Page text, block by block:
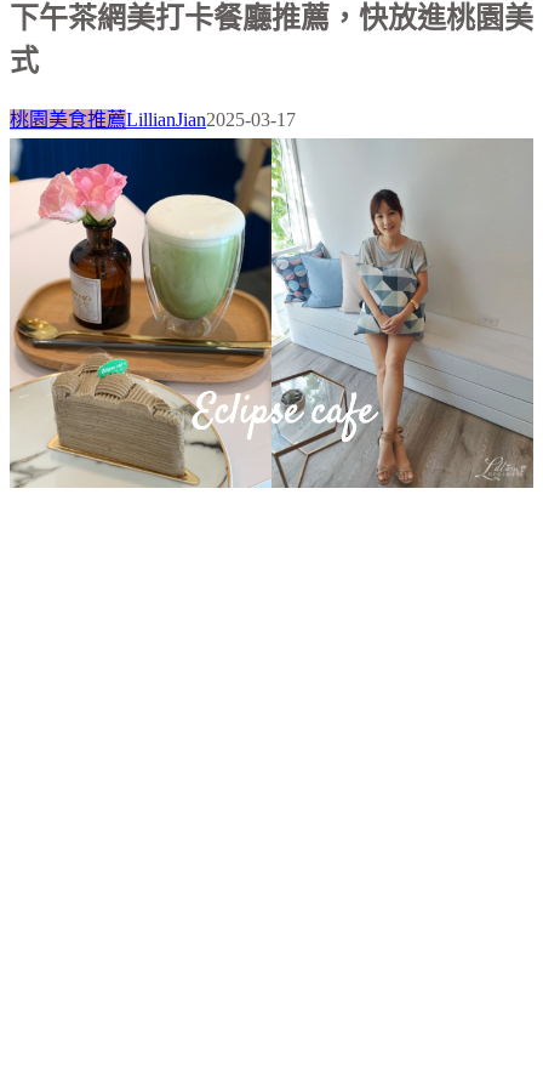
下午茶網美打卡餐廳推薦，快放進桃園美
式
桃園美食推薦LillianJian2025-03-17